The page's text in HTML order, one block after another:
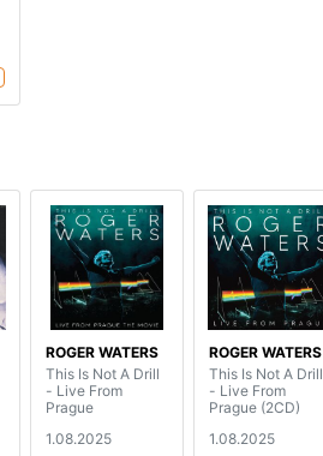
ROGER WATERS
This Is Not A Drill
- Live From
Prague
1.08.2025
ROGER WATERS
This Is Not A Drill
- Live From
Prague (2CD)
1.08.2025